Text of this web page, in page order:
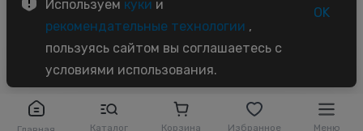
Каталог Корзина Избранное Меню
Используем куки и
рекомендательные технологии ,
пользуясь сайтом вы соглашаетесь с
условиями использования.
OK